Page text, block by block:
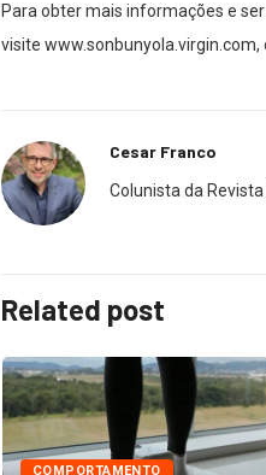
Para obter mais informações e
visite
Cesar Franco
Colunista da
Related post
COMPORTAMENTO